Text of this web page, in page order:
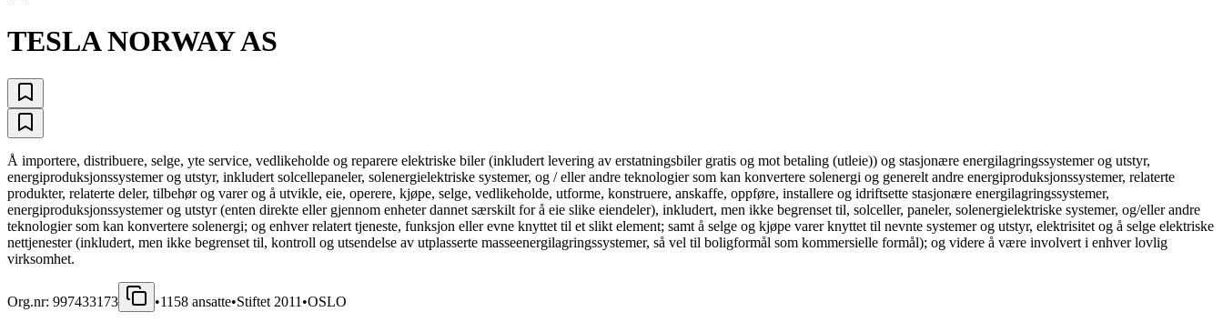
TESLA NORWAY AS
Å importere, distribuere, selge, yte service, vedlikeholde og reparere elektriske biler (inkludert levering av erstatningsbiler gratis og mot betaling (utleie)) og stasjonære energilagringssystemer og utstyr,
energiproduksjonssystemer og utstyr, inkludert solcellepaneler, solenergielektriske systemer, og / eller andre teknologier som kan konvertere solenergi og generelt andre energiproduksjonssystemer, relaterte
produkter, relaterte deler, tilbehør og varer og å utvikle, eie, operere, kjøpe, selge, vedlikeholde, utforme, konstruere, anskaffe, oppføre, installere og idriftsette stasjonære energilagringssystemer,
energiproduksjonssystemer og utstyr (enten direkte eller gjennom enheter dannet særskilt for å eie slike eiendeler), inkludert, men ikke begrenset til, solceller, paneler, solenergielektriske systemer, og/eller andre
teknologier som kan konvertere solenergi; og enhver relatert tjeneste, funksjon eller evne knyttet til et slikt element; samt å selge og kjøpe varer knyttet til nevnte systemer og utstyr, elektrisitet og å selge elektriske
nettjenester (inkludert, men ikke begrenset til, kontroll og utsendelse av utplasserte masseenergilagringssystemer, så vel til boligformål som kommersielle formål); og videre å være involvert i enhver lovlig
virksomhet.
Org.nr: 997433173 •1158 ansatte•Stiftet 2011 •OSLO